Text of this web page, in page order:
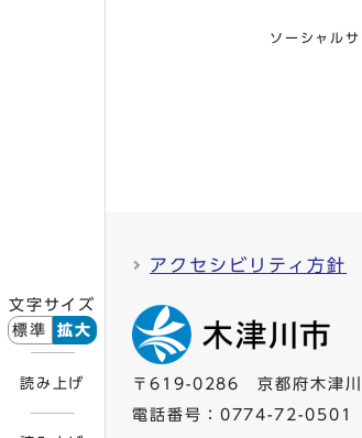
文字サイズ
標準
拡大
読み上げ
ソーシャル
アクセシビリティ方針
〒619-0286 京都府木津川
電話番号： 0774-72-0501